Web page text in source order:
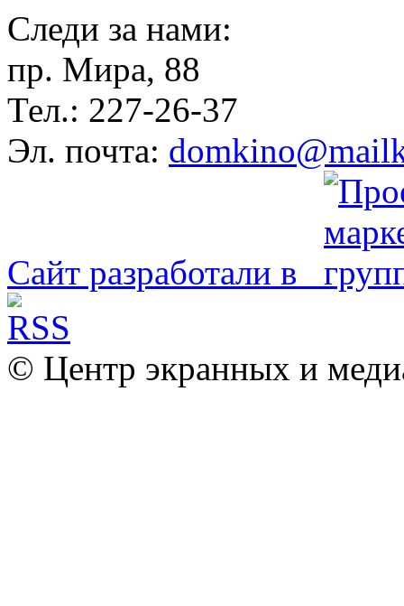
Следи за нами:
пр. Мира, 88
Тел.: 227-26-37
Эл. почта:
Сайт разработали в
© Центр экранных и